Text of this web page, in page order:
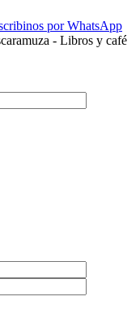
por WhatsApp
- Libros y café